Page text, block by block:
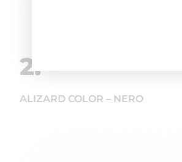
2.
ALIZARD COLOR – NERO